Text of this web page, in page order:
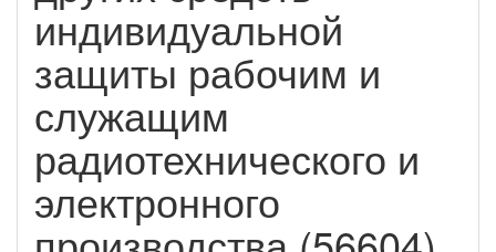
индивидуальной
защиты рабочим и
служащим
радиотехнического и
электронного